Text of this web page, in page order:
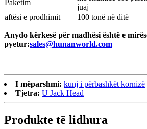
Paketim
juaj
aftësi e prodhimit
100 tonë në ditë
Anydo kërkesë për madhësi është e
pyetur:sales@hunanworld.com
I mëparshmi: kunj i përbashkët kornizë
Tjetra: U Jack Head
Produkte të lidhura